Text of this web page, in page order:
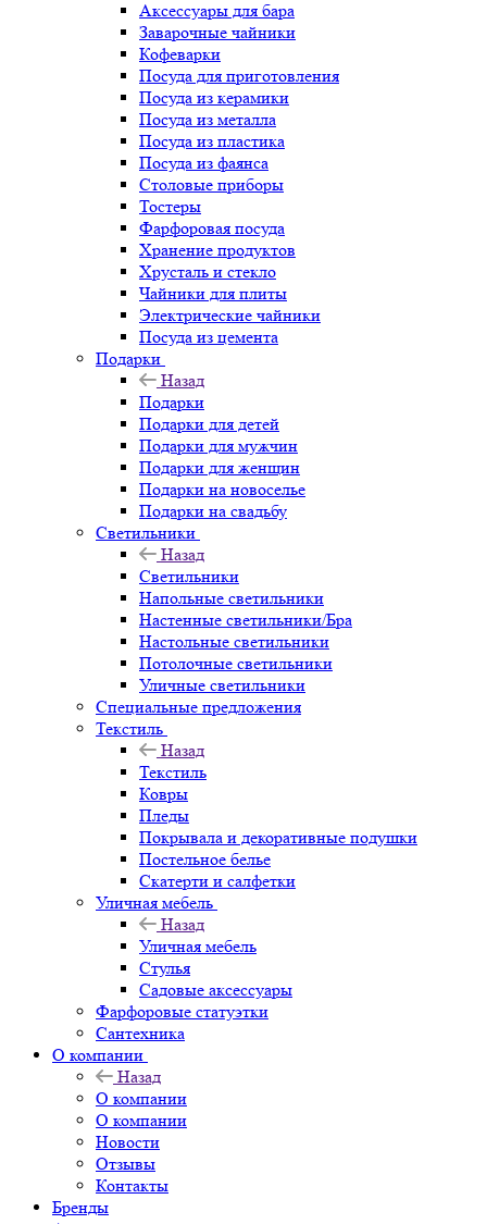
Аксессуары для бара
Заварочные чайники
Кофеварки
Посуда для приготовления
Посуда из керамики
Посуда из металла
Посуда из пластика
Посуда из фаянса
Столовые приборы
Тостеры
Фарфоровая посуда
Хранение продуктов
Хрусталь и стекло
Чайники для плиты
Электрические чайники
Посуда из цемента
Подарки
Назад
Подарки
Подарки для детей
Подарки для мужчин
Подарки для женщин
Подарки на новоселье
Подарки на свадьбу
Светильники
Назад
Светильники
Напольные светильники
Настенные светильники/Бра
Настольные светильники
Потолочные светильники
Уличные светильники
Специальные предложения
Текстиль
Назад
Текстиль
Ковры
Пледы
Покрывала и декоративные подушки
Постельное белье
Скатерти и салфетки
Уличная мебель
Назад
Уличная мебель
Стулья
Садовые аксессуары
Фарфоровые статуэтки
Сантехника
О компании
Назад
О компании
О компании
Новости
Отзывы
Контакты
Бренды